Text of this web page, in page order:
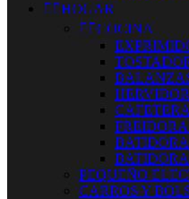
 HOGAR
 COCINA
PEQUEÑO
CARROS Y